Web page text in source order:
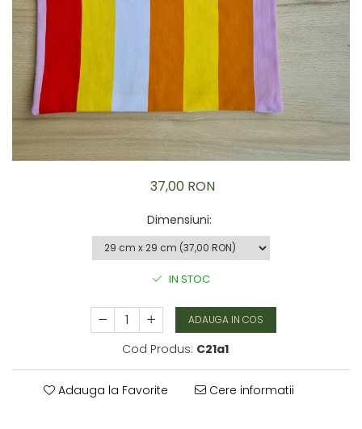
Brățară
Bijuterii copii
Colier / Pandantiv
Colier de prietenie
Brățară
Accesorii păr
Broșă
Bijuterii argint
Brățară
Bijuterii aliaj metalic
37,00 RON
Dimensiuni:
IN STOC
ADAUGA IN COS
Cod Produs: C21a1
Adauga la Favorite Cere informatii